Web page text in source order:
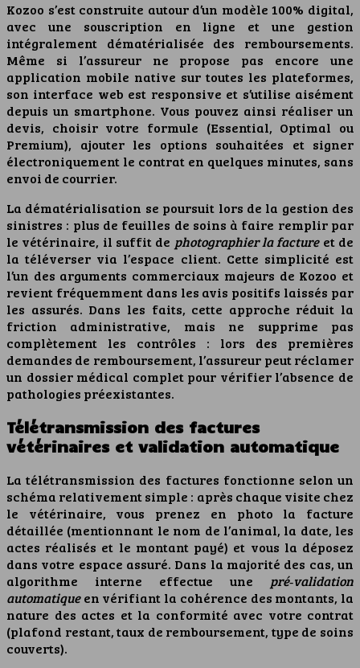
Kozoo s’est construite autour d’un modèle 100% digital,
avec une souscription en ligne et une gestion
intégralement dématérialisée des remboursements.
Même si l’assureur ne propose pas encore une
application mobile native sur toutes les plateformes,
son interface web est responsive et s’utilise aisément
depuis un smartphone. Vous pouvez ainsi réaliser un
devis, choisir votre formule (Essential, Optimal ou
Premium), ajouter les options souhaitées et signer
électroniquement le contrat en quelques minutes, sans
envoi de courrier.
La dématérialisation se poursuit lors de la gestion des
sinistres : plus de feuilles de soins à faire remplir par
le vétérinaire, il suffit de photographier la factureet de
la téléverser via l’espace client. Cette simplicité est
l’un des arguments commerciaux majeurs de Kozoo et
revient fréquemment dans les avis positifs laissés par
les assurés. Dans les faits, cette approche réduit la
friction administrative, mais ne supprime pas
complètement les contrôles : lors des premières
demandes de remboursement, l’assureur peut réclamer
un dossier médical complet pour vérifier l’absence de
pathologies préexistantes.
Télétransmission des factures
vétérinaires et validation automatique
La télétransmission des factures fonctionne selon un
schéma relativement simple : après chaque visite chez
le vétérinaire, vous prenez en photo la facture
détaillée (mentionnant le nom de l’animal, la date, les
actes réalisés et le montant payé) et vous la déposez
dans votre espace assuré. Dans la majorité des cas, un
algorithme interne effectue une pré‑validation
automatiqueen vérifiant la cohérence des montants, la
nature des actes et la conformité avec votre contrat
(plafond restant, taux de remboursement, type de soins
couverts).